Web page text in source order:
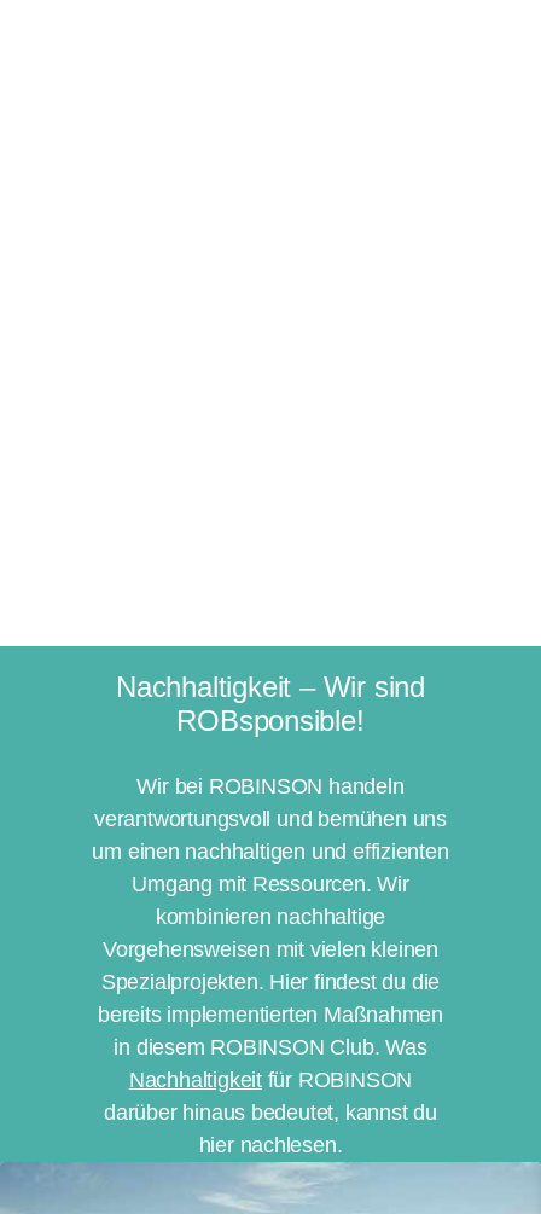
Nachhaltigkeit – Wir sind
ROBsponsible!
Wir bei ROBINSON handeln
verantwortungsvoll und bemühen uns
um einen nachhaltigen und effizienten
Umgang mit Ressourcen. Wir
kombinieren nachhaltige
Vorgehensweisen mit vielen kleinen
Spezialprojekten. Hier findest du die
bereits implementierten Maßnahmen
in diesem ROBINSON Club. Was
Nachhaltigkeitfür ROBINSON
darüber hinaus bedeutet, kannst du
hier nachlesen.